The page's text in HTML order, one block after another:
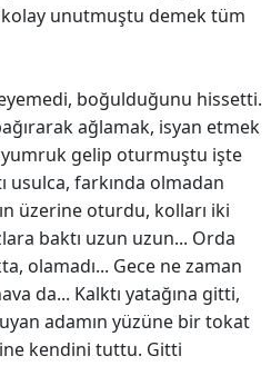
unutmuştu demek tüm
boğulduğunu hissetti.
ağlamak, isyan etmek
gelip oturmuştu işte
usulca, farkında olmadan
üzerine oturdu, kolları iki
baktı uzun uzun... Orda
olamadı... Gece ne zaman
da... Kalktı yatağına gitti,
adamın yüzüne bir tokat
kendini tuttu. Gitti